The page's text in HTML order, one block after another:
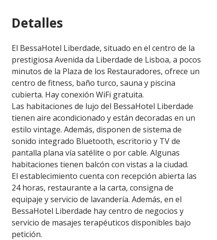
Detalles
El BessaHotel Liberdade, situado en el centro de la
prestigiosa Avenida da Liberdade de Lisboa, a pocos
minutos de la Plaza de los Restauradores, ofrece un
centro de fitness, baño turco, sauna y piscina
cubierta. Hay conexión WiFi gratuita.
Las habitaciones de lujo del BessaHotel Liberdade
tienen aire acondicionado y están decoradas en un
estilo vintage. Además, disponen de sistema de
sonido integrado Bluetooth, escritorio y TV de
pantalla plana vía satélite o por cable. Algunas
habitaciones tienen balcón con vistas a la ciudad.
El establecimiento cuenta con recepción abierta las
24 horas, restaurante a la carta, consigna de
equipaje y servicio de lavandería. Además, en el
BessaHotel Liberdade hay centro de negocios y
servicio de masajes terapéuticos disponibles bajo
petición.